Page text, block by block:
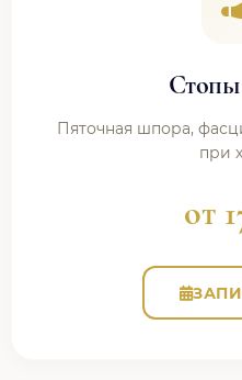
Стопы
Пяточная шпора,
при
от